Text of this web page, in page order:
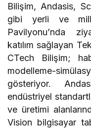
Bilişim, Andasis,
gibi yerli ve
Pavilyonu’nda
katılım sağlayan
CTech Bilişim;
modelleme-
gösteriyor.
endüstriyel
ve üretimi
Vision bilgisayar